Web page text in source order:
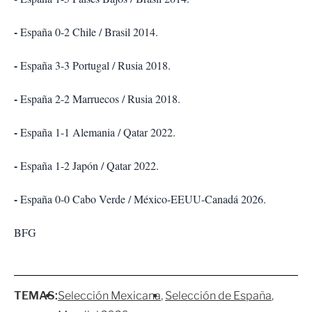
-España 0-2 Chile / Brasil 2014.
-España 3-3 Portugal / Rusia 2018.
-España 2-2 Marruecos / Rusia 2018.
-España 1-1 Alemania / Qatar 2022.
-España 1-2 Japón / Qatar 2022.
-España 0-0 Cabo Verde / México-EEUU-Canadá 2026.
BFG
TEMAS:Selección Mexicana Selección de España